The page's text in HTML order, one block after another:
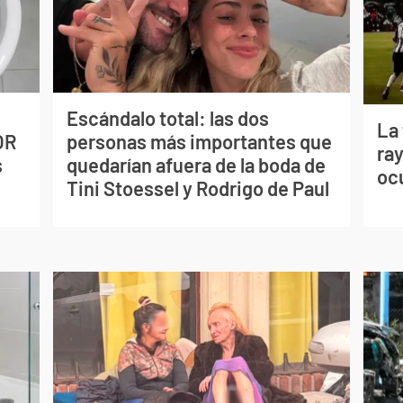
Escándalo total: las dos
personas más importantes que
quedarían afuera de la boda de
Tini Stoessel y Rodrigo de Paul